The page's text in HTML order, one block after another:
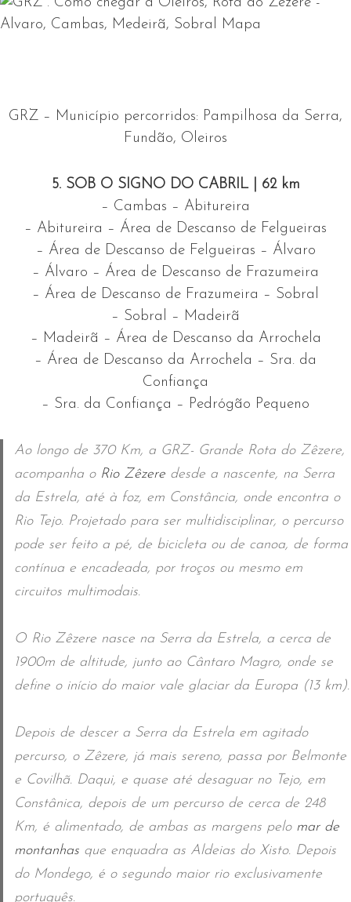
GRZ – Município percorridos: Pampilhosa da Serra,
Fundão, Oleiros
5. SOB O SIGNO DO CABRIL
62 km
– Cambas – Abitureira
– Abitureira – Área de Descanso de Felgueiras
– Área de Descanso de Felgueiras – Álvaro
– Álvaro – Área de Descanso de Frazumeira
– Área de Descanso de Frazumeira – Sobral
– Sobral – Madeirã
– Madeirã – Área de Descanso da Arrochela
– Área de Descanso da Arrochela – Sra. da
Confiança
– Sra. da Confiança – Pedrógão Pequeno
Ao longo de 370 Km, a GRZ- Grande Rota do Zêzere,
acompanha o Rio Zêzere desde a nascente, na Serra
da Estrela, até à foz, em Constância, onde encontra o
Rio Tejo. Projetado para ser multidisciplinar, o percurso
pode ser feito a pé, de bicicleta ou de canoa, de forma
contínua e encadeada, por troços ou mesmo em
circuitos multimodais.
O Rio Zêzere nasce na Serra da Estrela, a cerca de
1900m de altitude, junto ao Cântaro Magro, onde se
define o início do maior vale glaciar da Europa (13 km).
Depois de descer a Serra da Estrela em agitado
percurso, o Zêzere, já mais sereno, passa por Belmonte
e Covilhã. Daqui, e quase até desaguar no Tejo, em
Constânica, depois de um percurso de cerca de 248
Km, é alimentado, de ambas as margens pelo mar de
montanhas que enquadra as Aldeias do Xisto. Depois
do Mondego, é o segundo maior rio exclusivamente
português.